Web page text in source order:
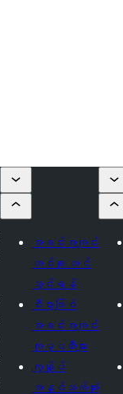
အခင်းအကျင်း
တစ်ခု တင်
သွင်းရန်
စီးပွားဖြစ်
အခင်းအကျင်း
ကုမ္ပဏီများ
ကျွန်ုပ်
အနှစ်သက်ဆုံး